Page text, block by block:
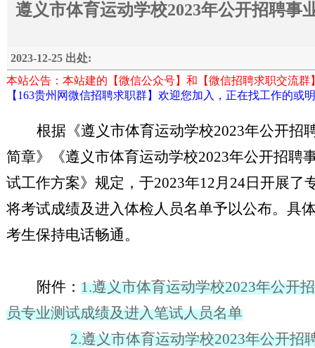
遵义市体育运动学校2023年公开招聘事
2023-12-25 出处:
本站公告：本站建的【微信公众号】和【微信招聘求职交流群
【163贵州网微信招聘求职群】欢迎您加入，正在找工作的
根据《遵义市体育运动学校2023年公开招
简章》《遵义市体育运动学校2023年公开招聘
试工作方案》规定，于2023年12月 24日开展了
将考试成绩及进入体检人员名单予以公布。具
考生保持电话畅通。
附件： 1.遵义市体育运动学校2023年公开
员专业测试成绩及进入笔试人员名单
2.遵义市体育运动学校2023年公开招